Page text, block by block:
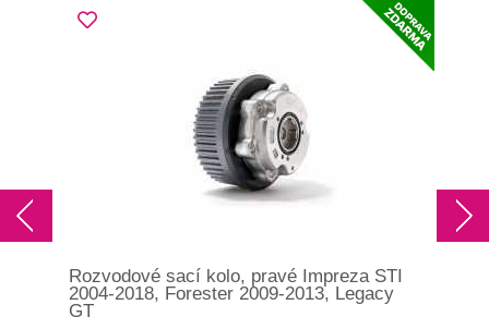
Rozvodové sací kolo, pravé Impreza STI
2004-2018, Forester 2009-2013, Legacy
GT